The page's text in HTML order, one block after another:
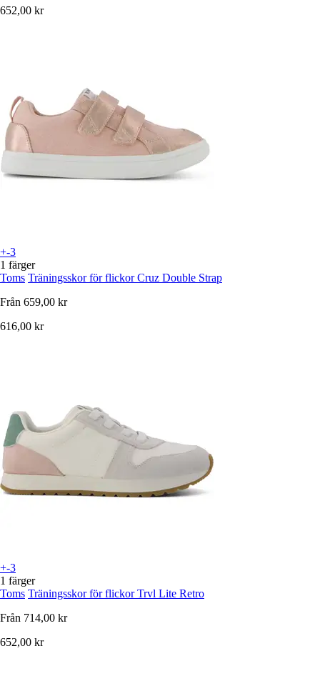
652,00 kr
+-3
1 färger
Toms Träningsskor för flickor Cruz Double Strap
Från 659,00 kr
616,00 kr
+-3
1 färger
Toms Träningsskor för flickor Trvl Lite Retro
Från 714,00 kr
652,00 kr